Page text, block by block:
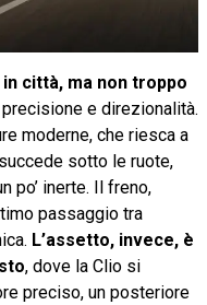
città, ma non troppo
e direzionalità.
moderne, che riesca a
sotto le ruote,
po’ inerte. Il freno,
passaggio tra
L’assetto, invece, è
, dove la Clio si
preciso, un posteriore